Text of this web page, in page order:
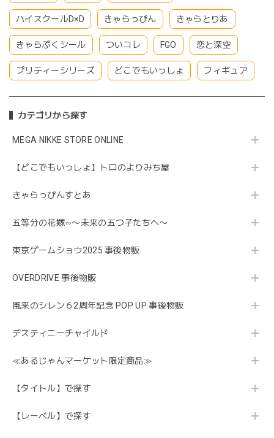
ハイスクールD×D きゃらっぴん きゃらとりあ
きゃらぷくシール ついコレ FGO 恋と深空
プリティーシリーズ どこでもいっしょ フィギュア
カテゴリから探す
MEGA NIKKE STORE ONLINE
【どこでもいっしょ】トロのよりみち屋
きゃらっぴんすとあ
五等分の花嫁∽〜未来の五つ子たちへ〜
東京ゲームショウ2025 事後物販
OVERDRIVE 事後物販
風来のシレン６2周年記念 POP UP 事後物販
デスティニーチャイルド
≪あるじゃんマーケット限定商品≫
【タイトル】で探す
【レーベル】で探す